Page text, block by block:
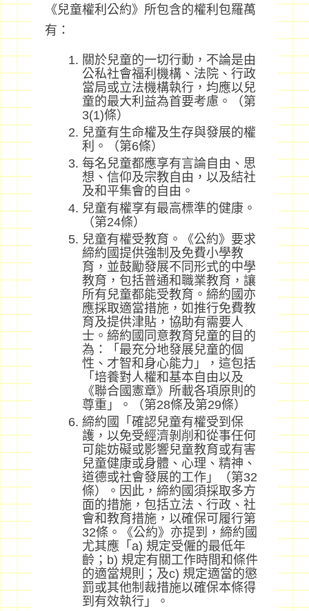
《兒童權利公約》所包含的權利包羅萬
有：
關於兒童的一切行動，不論是由
公私社會福利機構、法院、行政
當局或立法機構執行，均應以兒
童的最大利益為首要考慮。（第
3(1)條）
兒童有生命權及生存與發展的權
利。（第6條）
每名兒童都應享有言論自由、思
想、信仰及宗教自由，以及結社
及和平集會的自由。
兒童有權享有最高標準的健康。
（第24條）
兒童有權受教育。《公約》要求
締約國提供強制及免費小學教
育，並鼓勵發展不同形式的中學
教育，包括普通和職業教育，讓
所有兒童都能受教育。締約國亦
應採取適當措施，如推行免費教
育及提供津貼，協助有需要人
士。締約國同意教育兒童的目的
為：「最充分地發展兒童的個
性、才智和身心能力」，這包括
「培養對人權和基本自由以及
《聯合國憲章》所載各項原則的
尊重」。（第28條及第29條）
締約國「確認兒童有權受到保
護，以免受經濟剝削和從事任何
可能妨礙或影響兒童教育或有害
兒童健康或身體、心理、精神、
道德或社會發展的工作」（第32
條）。因此，締約國須採取多方
面的措施，包括立法、行政、社
會和教育措施，以確保可履行第
32條。《公約》亦提到，締約國
尤其應「a) 規定受僱的最低年
齡；b) 規定有關工作時間和條件
的適當規則；及c) 規定適當的懲
罰或其他制裁措施以確保本條得
到有效執行」。